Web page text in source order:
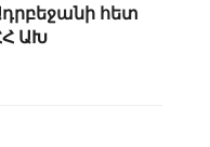
հետ
ԱԽ